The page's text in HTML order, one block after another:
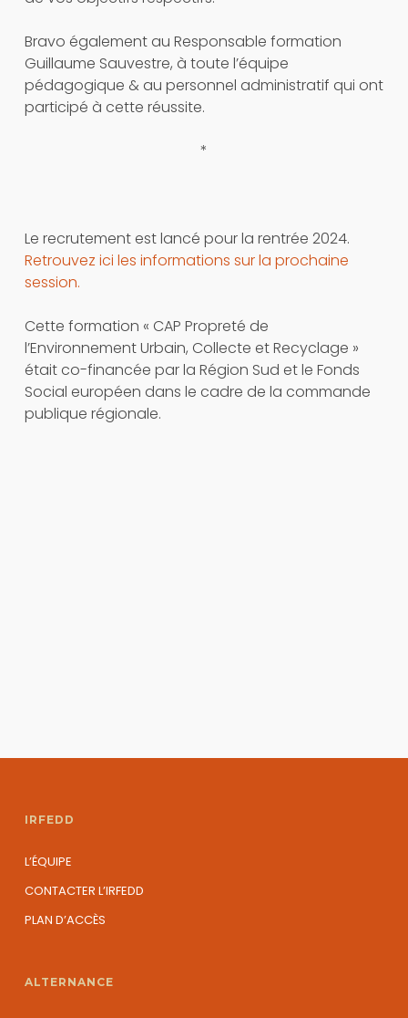
Bravo également au Responsable formation
Guillaume Sauvestre, à toute l’équipe
pédagogique & au personnel administratif qui ont
participé à cette réussite.
*
Le recrutement est lancé pour la rentrée 2024.
Retrouvez ici les informations sur la prochaine
session.
Cette formation « CAP Propreté de
l’Environnement Urbain, Collecte et Recyclage »
était co-financée par la Région Sud et le Fonds
Social européen dans le cadre de la commande
publique régionale.
IRFEDD
L’ÉQUIPE
CONTACTER L’IRFEDD
PLAN D’ACCÈS
ALTERNANCE